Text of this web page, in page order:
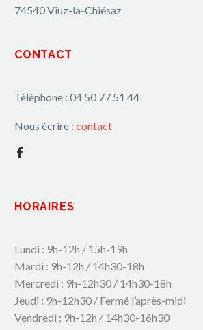
74540 Viuz-la-Chiésaz
CONTACT
Téléphone : 04 50 77 51 44
Nous écrire : contact
HORAIRES
Lundi : 9h-12h / 15h-19h
Mardi : 9h-12h / 14h30-18h
Mercredi : 9h-12h30 / 14h30-18h
Jeudi : 9h-12h30 / Fermé l’après-midi
Vendredi : 9h-12h / 14h30-16h30